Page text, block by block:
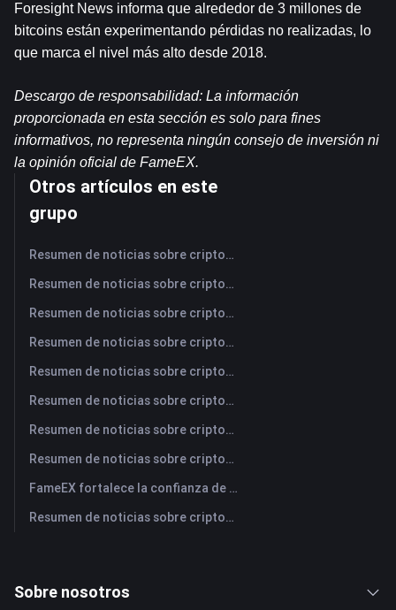
Foresight News informa que alrededor de 3 millones de
bitcoins están experimentando pérdidas no realizadas, lo
que marca el nivel más alto desde 2018.
Descargo de responsabilidad: La información
proporcionada en esta sección es solo para fines
informativos, no representa ningún consejo de inversión ni
la opinión oficial de FameEX.
Otros artículos en este
grupo
Resumen de noticias sobre criptomonedas de FameEX de hoy | 7 de agosto de 2026
Resumen de noticias sobre criptomonedas de FameEX de hoy | 6 de agosto de 2026
Resumen de noticias sobre criptomonedas de FameEX de hoy | 5 de agosto de 2026
Resumen de noticias sobre criptomonedas de FameEX de hoy | 4 de agosto de 2026
Resumen de noticias sobre criptomonedas de FameEX de hoy | 3 de agosto de 2026
Resumen de noticias sobre criptomonedas de FameEX de hoy | 31 de julio de 2026
Resumen de noticias sobre criptomonedas de FameEX de hoy | 30 de julio de 2026
Resumen de noticias sobre criptomonedas de FameEX de hoy | 29 de julio de 2026
FameEX fortalece la confianza de los usuarios a través de ocho años de operaciones estables y crecimiento global
Resumen de noticias sobre criptomonedas de FameEX de hoy | 28 de julio de 2026
Sobre nosotros